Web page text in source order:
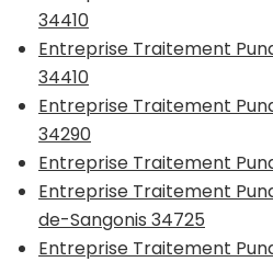
34410
Entreprise Traitement
34410
Entreprise Traitement
34290
Entreprise Traitement
Entreprise Traitement
de-Sangonis 34725
Entreprise Traitement